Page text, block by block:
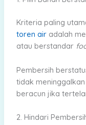
Kriteria paling
toren airadalah
atau berstandar
Pembersih
tidak
beracun jika
2. Hindari